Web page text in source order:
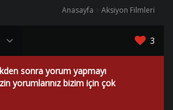
Anasayfa Aksiyon Filmleri
3
sonra yorum yapmayı
yorumlarınız bizim için çok